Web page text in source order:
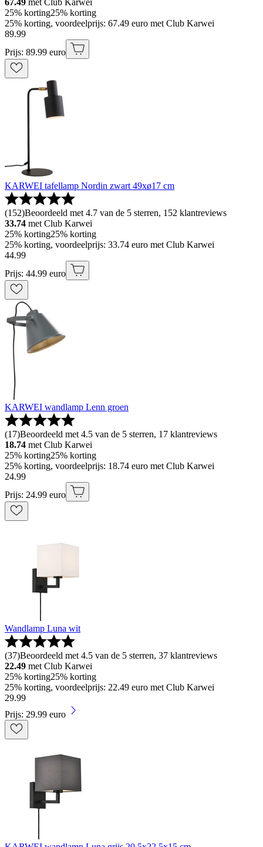
25% korting25% korting
25% korting, voordeelprijs: 67.49 euro met Club Karwei
89.99
Prijs: 89.99 euro
KARWEI tafellamp Nordin zwart 49xø17 cm
(152)Beoordeeld met 4.7 van de 5 sterren, 152 klantreviews
33.74 met Club Karwei
25% korting25% korting
25% korting, voordeelprijs: 33.74 euro met Club Karwei
44.99
Prijs: 44.99 euro
KARWEI wandlamp Lenn groen
(17)Beoordeeld met 4.5 van de 5 sterren, 17 klantreviews
18.74 met Club Karwei
25% korting25% korting
25% korting, voordeelprijs: 18.74 euro met Club Karwei
24.99
Prijs: 24.99 euro
Wandlamp Luna wit
(37)Beoordeeld met 4.5 van de 5 sterren, 37 klantreviews
22.49 met Club Karwei
25% korting25% korting
25% korting, voordeelprijs: 22.49 euro met Club Karwei
29.99
Prijs: 29.99 euro